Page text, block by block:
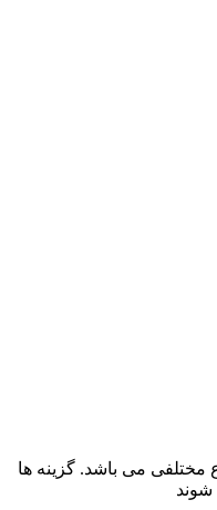
مختلفی می باشد. گزینه ها